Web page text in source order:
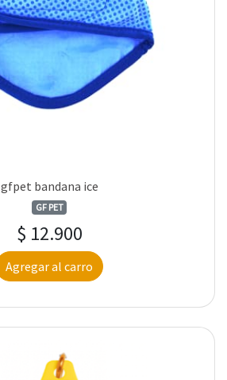
gfpet bandana ice
GF PET
$ 12.900
Agregar al carro